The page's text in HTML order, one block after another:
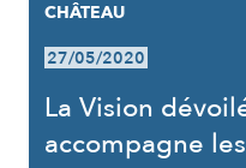
CHÂTEAU
27/05/2020
La Vision
accompagne